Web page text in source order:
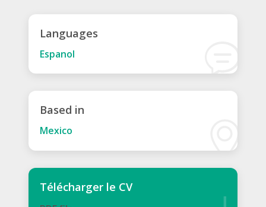
Languages
Espanol
Based in
Mexico
Télécharger le CV